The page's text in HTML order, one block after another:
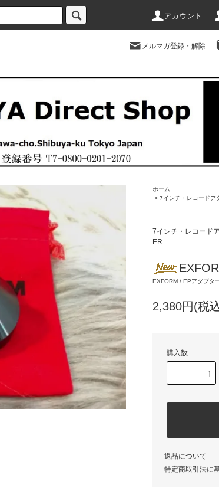
アカウント
メルマガ登録・解除
ホーム
> 7インチ・レコ
7インチ・レ
ER
EXFORM / EPアダブタ
2,380円(税
購入数
返品について
特定商取引法に